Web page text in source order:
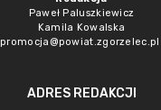
Paweł Paluszkiewicz
Kamila Kowalska
promocja@powiat.zgorzelec.pl
ADRES REDAKCJI